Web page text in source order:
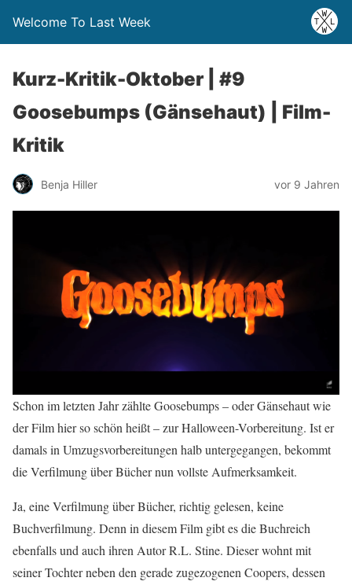
Welcome To Last Week
Kurz-Kritik-Oktober | #9
Goosebumps (Gänsehaut) | Film-
Kritik
Benja Hiller vor 9 Jahren
Schon im letzten Jahr zählte Goosebumps – oder Gänsehaut wie
der Film hier so schön heißt – zur Halloween-Vorbereitung. Ist er
damals in Umzugsvorbereitungen halb untergegangen, bekommt
die Verfilmung über Bücher nun vollste Aufmerksamkeit.
Ja, eine Verfilmung über Bücher, richtig gelesen, keine
Buchverfilmung. Denn in diesem Film gibt es die Buchreich
ebenfalls und auch ihren Autor R.L. Stine. Dieser wohnt mit
seiner Tochter neben den gerade zugezogenen Coopers, dessen